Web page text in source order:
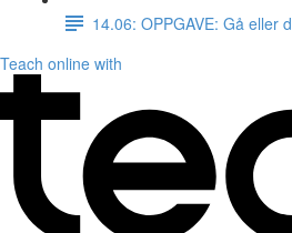
14.06: OPPGAVE: Gå eller
Teach online with